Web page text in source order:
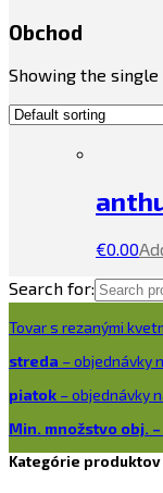
Obchod
Showing the
€0.00
Search for:
Tovar s rezanými
streda – objednávky
piatok – objednávky
Min. množstvo obj. –
Kategórie produktov